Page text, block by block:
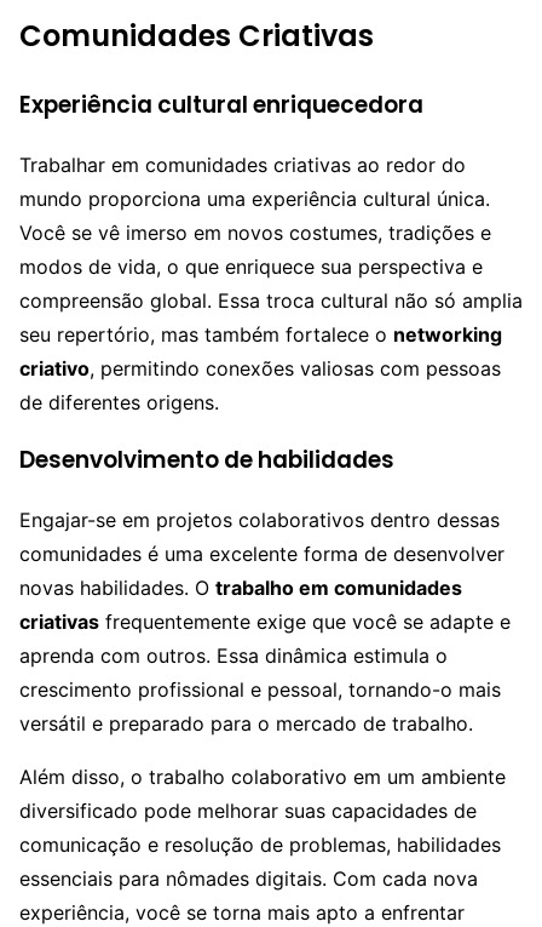
Comunidades Criativas
Experiência cultural enriquecedora
Trabalhar em comunidades criativas ao redor do
mundo proporciona uma experiência cultural única.
Você se vê imerso em novos costumes, tradições e
modos de vida, o que enriquece sua perspectiva e
compreensão global. Essa troca cultural não só amplia
seu repertório, mas também fortalece o networking
criativo, permitindo conexões valiosas com pessoas
de diferentes origens.
Desenvolvimento de habilidades
Engajar-se em projetos colaborativos dentro dessas
comunidades é uma excelente forma de desenvolver
novas habilidades. O trabalho em comunidades
criativas frequentemente exige que você se adapte e
aprenda com outros. Essa dinâmica estimula o
crescimento profissional e pessoal, tornando-o mais
versátil e preparado para o mercado de trabalho.
Além disso, o trabalho colaborativo em um ambiente
diversificado pode melhorar suas capacidades de
comunicação e resolução de problemas, habilidades
essenciais para nômades digitais. Com cada nova
experiência, você se torna mais apto a enfrentar